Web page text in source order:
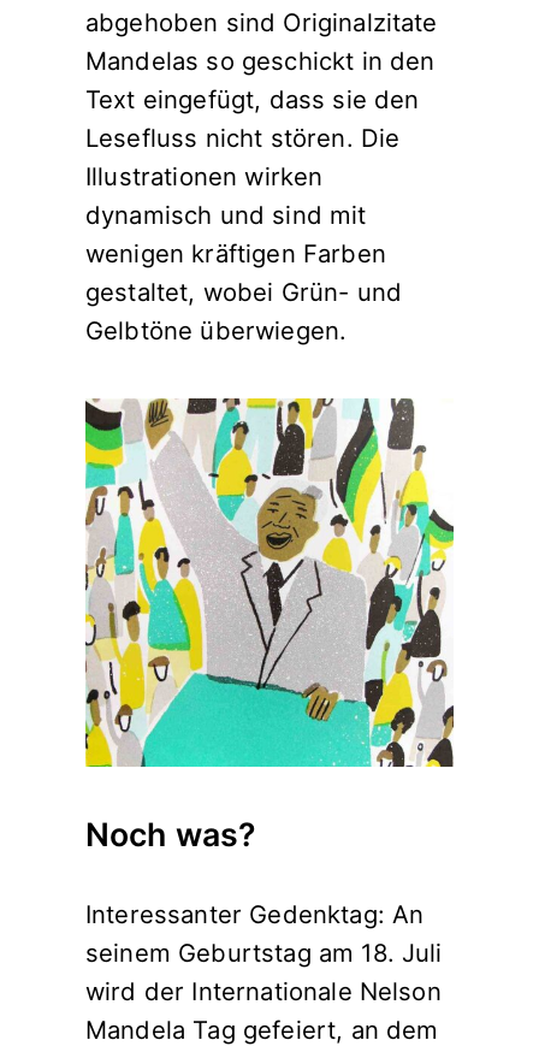
abgehoben sind Originalzitate
Mandelas so geschickt in den
Text eingefügt, dass sie den
Lesefluss nicht stören. Die
Illustrationen wirken
dynamisch und sind mit
wenigen kräftigen Farben
gestaltet, wobei Grün- und
Gelbtöne überwiegen.
Noch was?
Interessanter Gedenktag: An
seinem Geburtstag am 18. Juli
wird der Internationale Nelson
Mandela Tag gefeiert, an dem